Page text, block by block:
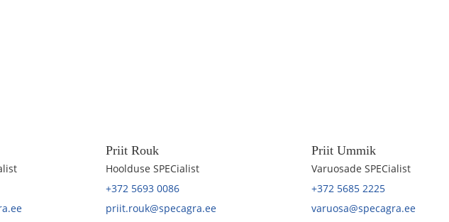
Priit Rouk
Hoolduse SPECialist
+372 5693 0086
priit.rouk@specagra.ee
Priit Ummik
Varuosade SPECialist
+372 5685 2225
varuosa@specagra.ee